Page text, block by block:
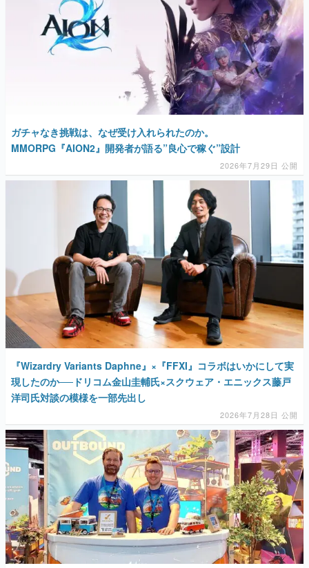
ガチャなき挑戦は、なぜ受け入れられたのか。
MMORPG『AION2』開発者が語る”良心で稼ぐ”設計
2026年7月29日 公開
『Wizardry Variants Daphne』×『FFXI』コラボはいかにして実
現したのか──ドリコム金山圭輔氏×スクウェア・エニックス藤戸
洋司氏対談の模様を一部先出し
2026年7月28日 公開